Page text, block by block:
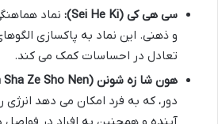
سی هی کی (Sei He Ki):
نماد
و ذهنی. این نماد به پاکسازی
تعادل در احساسات کمک می کند.
هون شا زه شونن (Hon Sha Ze Sho Nen):
دور، که به فرد امکان می دهد انرژی